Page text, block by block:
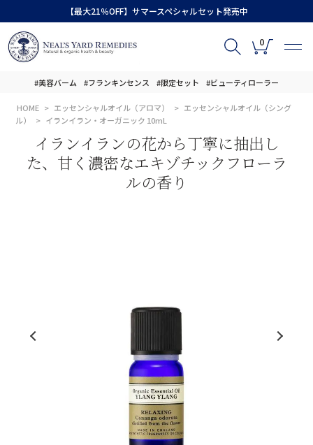
【最大21％OFF】サマースペシャルセット発売中
0
#美容バーム #フランキンセンス #限定セット #ビューティローラー
HOME エッセンシャルオイル（アロマ）
エッセンシャルオイル（シング
ル）
イランイラン・オーガニック 10mL
イランイランの花から丁寧に抽出し
た、甘く濃密なエキゾチックフローラ
ルの香り